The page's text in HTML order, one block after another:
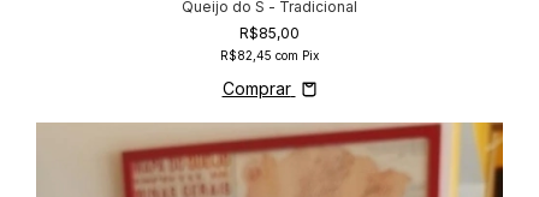
Queijo do S - Tradicional
R$85,00
R$82,45 com Pix
Comprar